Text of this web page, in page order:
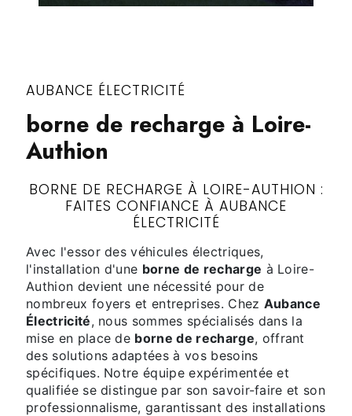
AUBANCE ÉLECTRICITÉ
borne de recharge à Loire-
Authion
BORNE DE RECHARGE À LOIRE-AUTHION :
FAITES CONFIANCE À AUBANCE
ÉLECTRICITÉ
Avec l'essor des véhicules électriques,
l'installation d'une borne de recharge à Loire-
Authion devient une nécessité pour de
nombreux foyers et entreprises. Chez Aubance
Électricité, nous sommes spécialisés dans la
mise en place de borne de recharge, offrant
des solutions adaptées à vos besoins
spécifiques. Notre équipe expérimentée et
qualifiée se distingue par son savoir-faire et son
professionnalisme, garantissant des installations